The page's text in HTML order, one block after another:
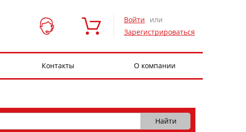
Войти
или
Зарегистрироваться
Контакты О компании